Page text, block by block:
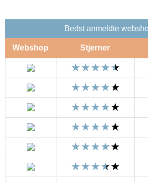
Bedst anmeldte
Webshop Stjerner